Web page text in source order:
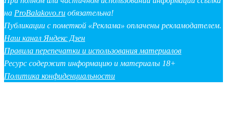
на ProBalakovo.ru обязательна!
Публикации с пометкой «Реклама» оплачены рекламодателем.
Наш канал Яндекс Дзен
Правила перепечатки и использования материалов
Ресурс содержит информацию и материалы 18+
Политика конфиденциальности